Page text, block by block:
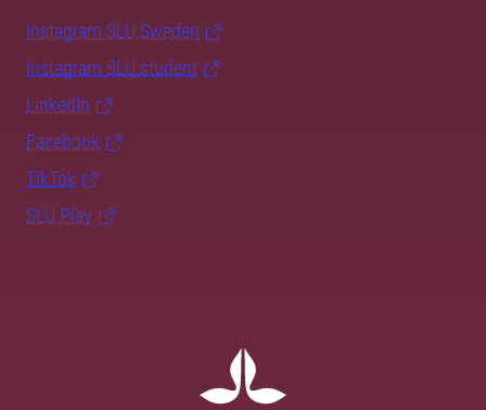
Instagram SLU.Sweden
Instagram SLU.student
LinkedIn
Facebook
TikTok
SLU Play